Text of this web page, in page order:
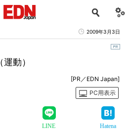
2009年3月3日
動）
[PR／EDN Japan]
PC用表示
LINE Hatena